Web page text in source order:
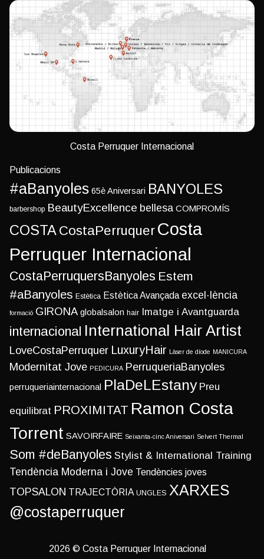
Costa Perruquer Internacional
Publicacions
#aBanyoles 65è Aniversari BANYOLES
barbershop BeautyExcellence bellesa COMPROMÍS
COSTA CostaPerruquer Costa
Perruquer Internacional
CostaPerruquersBanyoles Estem
#aBanyoles Estètica Estètica Avançada excel·lència
formació GIRONA globalsalon hair Imatge i Avantguarda
internacional International Hair Artist
LoveCostaPerruquer LuxuryHair Làser de díode MANICURA
Modernitat Jove PEDICURA PerruqueriaBanyoles
perruqueriainternacional PlaDeLEstany Preu
equilibrat PROXIMITAT Ramon Costa
Torrent SAVOIRFAIRE Seixanta-cinc Aniversari Selvert Thermal
Som #deBanyoles Stylist & International Training
Tendència Moderna i Jove Tendències joves
TOPSALON TRAJECTÒRIA UNGLES XARXES
@costaperruquer
2026 © Costa Perruquer Internacional